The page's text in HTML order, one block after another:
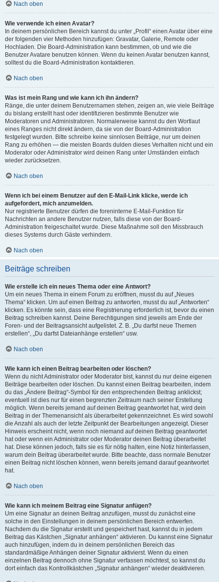
Nach oben
Wie verwende ich einen Avatar?
In deinem persönlichen Bereich kannst du unter „Profil“ einen Avatar über eine
der folgenden vier Methoden hinzufügen: Gravatar, Galerie, Remote oder
Hochladen. Die Board-Administration kann bestimmen, ob und wie die
Benutzer Avatare benutzen können. Wenn du keinen Avatar benutzen kannst,
solltest du die Board-Administration kontaktieren.
Nach oben
Was ist mein Rang und wie kann ich ihn ändern?
Ränge, die unter deinem Benutzernamen stehen, zeigen an, wie viele Beiträge
du bislang erstellt hast oder identifizieren bestimmte Benutzer wie
Moderatoren und Administratoren. Normalerweise kannst du den Wortlaut
eines Ranges nicht direkt ändern, da sie von der Board-Administration
festgelegt wurden. Bitte schreibe keine sinnlosen Beiträge, nur um deinen
Rang zu erhöhen — die meisten Boards dulden dieses Verhalten nicht und ein
Moderator oder Administrator wird deinen Rang unter Umständen einfach
wieder zurücksetzen.
Nach oben
Wenn ich bei einem Benutzer auf den E-Mail-Link klicke, werde ich
aufgefordert, mich anzumelden.
Nur registrierte Benutzer dürfen die foreninterne E-Mail-Funktion für
Nachrichten an andere Benutzer nutzen, falls diese von der Board-
Administration freigeschaltet wurde. Diese Maßnahme soll den Missbrauch
dieses Systems durch Gäste verhindern.
Nach oben
Beiträge schreiben
Wie erstelle ich ein neues Thema oder eine Antwort?
Um ein neues Thema in einem Forum zu eröffnen, musst du auf „Neues
Thema“ klicken. Um auf einen Beitrag zu antworten, musst du auf „Antworten“
klicken. Es könnte sein, dass eine Registrierung erforderlich ist, bevor du einen
Beitrag schreiben kannst. Deine Berechtigungen sind jeweils am Ende der
Foren- und der Beitragsansicht aufgelistet. Z. B. „Du darfst neue Themen
erstellen“, „Du darfst Dateianhänge erstellen“ usw.
Nach oben
Wie kann ich einen Beitrag bearbeiten oder löschen?
Wenn du nicht Administrator oder Moderator bist, kannst du nur deine eigenen
Beiträge bearbeiten oder löschen. Du kannst einen Beitrag bearbeiten, indem
du das „Ändere Beitrag“-Symbol für den entsprechenden Beitrag anklickst;
eventuell ist dies nur für einen begrenzten Zeitraum nach seiner Erstellung
möglich. Wenn bereits jemand auf deinen Beitrag geantwortet hat, wird dein
Beitrag in der Themenansicht als überarbeitet gekennzeichnet. Es wird sowohl
die Anzahl als auch der letzte Zeitpunkt der Bearbeitungen angezeigt. Dieser
Hinweis erscheint nicht, wenn noch niemand auf deinen Beitrag geantwortet
hat oder wenn ein Administrator oder Moderator deinen Beitrag überarbeitet
hat. Diese können jedoch, falls sie es für nötig halten, eine Notiz hinterlassen,
warum dein Beitrag überarbeitet wurde. Bitte beachte, dass normale Benutzer
einen Beitrag nicht löschen können, wenn bereits jemand darauf geantwortet
hat.
Nach oben
Wie kann ich meinem Beitrag eine Signatur anfügen?
Um eine Signatur an deinen Beitrag anzufügen, musst du zunächst eine
solche in den Einstellungen in deinem persönlichen Bereich entwerfen.
Nachdem du die Signatur erstellt und gespeichert hast, kannst du in jedem
Beitrag das Kästchen „Signatur anhängen“ aktivieren. Du kannst eine Signatur
auch hinzufügen, indem du in deinem persönlichen Bereich das
standardmäßige Anhängen deiner Signatur aktivierst. Wenn du einen
einzelnen Beitrag dennoch ohne Signatur verfassen möchtest, so kannst du
dort einfach das Kontrollkästchen „Signatur anhängen“ wieder deaktivieren.